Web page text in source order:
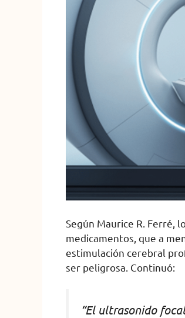
Según Maurice R. Ferré,
medicamentos, que a
estimulación cerebral
ser peligrosa. Continuó:
“El ultrasonido